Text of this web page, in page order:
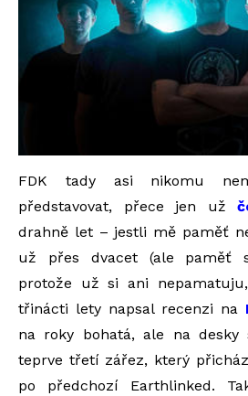
FDK tady asi nikomu
představovat, přece jen už
drahně let – jestli mě paměť
už přes dvacet (ale paměť
protože už si ani
třinácti lety napsal recenzi na
na roky bohatá, ale na desky
teprve třetí zářez, který
po předchozí Earthlinked.